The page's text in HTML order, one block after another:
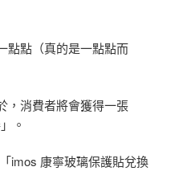
點點（真的是一點點而
，消費者將會獲得一張
。
imos 康寧玻璃保護貼兌換